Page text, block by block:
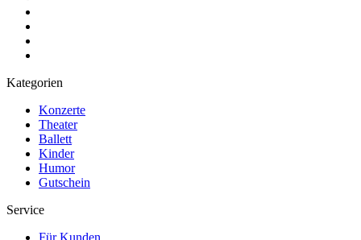
Kategorien
Konzerte
Theater
Ballett
Kinder
Humor
Gutschein
Service